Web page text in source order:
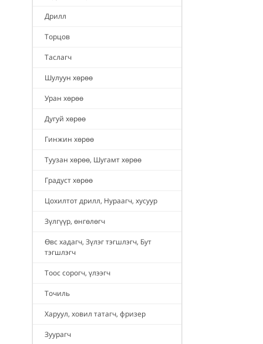
Дрилл
Торцов
Таслагч
Шулуун хөрөө
Уран хөрөө
Дугуй хөрөө
Гинжин хөрөө
Туузан хөрөө, Шугамт хөрөө
Градуст хөрөө
Цохилтот дрилл, Нураагч, хусуур
Зүлгүүр, өнгөлөгч
Өвс хадагч, Зүлэг тэгшлэгч, Бут
тэгшлэгч
Тоос сорогч, үлээгч
Точиль
Харуул, ховил татагч, фризер
Зуурагч